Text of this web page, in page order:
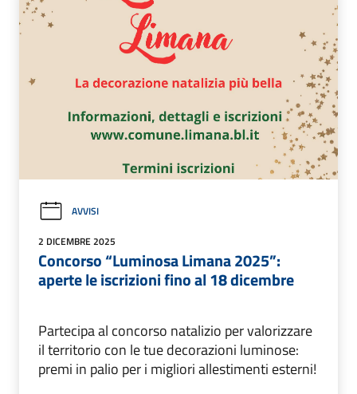
AVVISI
2 DICEMBRE 2025
Concorso “Luminosa Limana 2025”:
aperte le iscrizioni fino al 18 dicembre
Partecipa al concorso natalizio per valorizzare
il territorio con le tue decorazioni luminose:
premi in palio per i migliori allestimenti esterni!